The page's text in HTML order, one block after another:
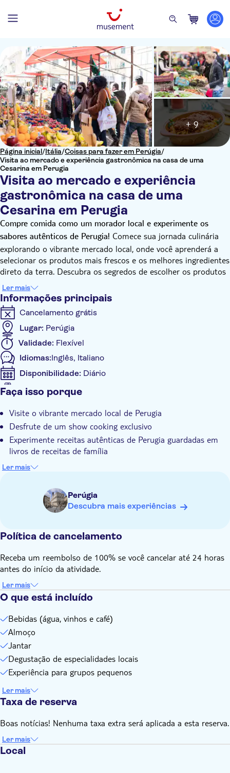
Página inicial/Itália/Coisas para fazer em Perúgia/
Visita ao mercado e experiência gastronômica na casa de uma
Cesarina em Perugia
Visita ao mercado e experiência
gastronômica na casa de uma
Cesarina em Perugia
+ 9
Compre comida como um morador local e experimente os
sabores autênticos de Perugia! Comece sua jornada culinária
explorando o vibrante mercado local, onde você aprenderá a
selecionar os produtos mais frescos e os melhores ingredientes
direto da terra. Descubra os segredos de escolher os produtos
da melhor qualidade, guiados pelo olhar especialista da sua
Cesarina.
Perugia, a capital da Úmbria, é uma cidade repleta de história,
famosa por sua arquitetura medieval, vibrante cena cultural e
vistas de tirar o fôlego sobre o campo ao redor. Passeie por
suas ruas antigas, explore os movimentados mercados locais e
mergulhe no charme deste destino encantador no coração da
Itália.
Após o passeio pelo mercado, vá até a casa acolhedora de sua
Cesarina para uma experiência gastronômica que mostra o
melhor do que você coletou. Desfrute de uma refeição de três
e uma sobremesa deliciosa, tudo preparado com os
ingredientes frescos que você adquiriu. A refeição é
complementada por bebidas, incluindo água, uma seleção de
vinhos regionais e café. Esta experiência não só oferece um
gostinho da culinária tradicional da Úmbria, mas também uma
hospitalidade locais no cenário cativante de Perugia.
Ler mais
Informações principais
Cancelamento grátis
Lugar: Perúgia
Validade: Flexível
Idiomas:Inglês, Italiano
Disponibilidade: Diário
Se aceita o bilhete digital
Confirmação instantânea
Local touch
Refeição incluída
Faça isso porque
Visite o vibrante mercado local de Perugia
Desfrute de um show cooking exclusivo
Experimente receitas autênticas de Perugia guardadas em
livros de receitas de família
Desfrute de uma experiência personalizada com um
Ler mais
Perúgia
Descubra mais experiências
Política de cancelamento
Receba um reembolso de 100% se você cancelar até 24 horas
antes do início da atividade.
Ler mais
O que está incluído
Bebidas (água, vinhos e café)
Almoço
Jantar
Degustação de especialidades locais
Experiência para grupos pequenos
Ler mais
Taxa de reserva
Boas notícias! Nenhuma taxa extra será aplicada a esta reserva.
Ler mais
Local